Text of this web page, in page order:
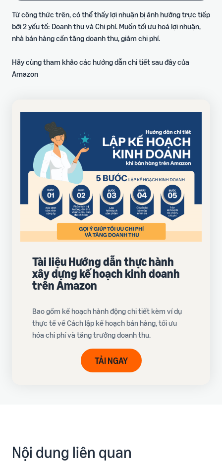
Từ công thức trên, có thể thấy lợi nhuận bị ảnh hưởng trực tiếp
bởi 2 yếu tố: Doanh thu và Chi phí. Muốn tối ưu hoá lợi nhuận,
nhà bán hàng cần tăng doanh thu, giảm chi phí.
Hãy cùng tham khảo các hướng dẫn chi tiết sau đây của
Amazon
Tài liệu Hướng dẫn thực hành
xây dựng kế hoạch kinh doanh
trên Amazon
Bao gồm kế hoạch hành động chi tiết kèm ví dụ
thực tế về Cách lập kế hoạch bán hàng, tối ưu
hóa chi phí và tăng trưởng doanh thu.
TẢI NGAY
Nội dung liên quan